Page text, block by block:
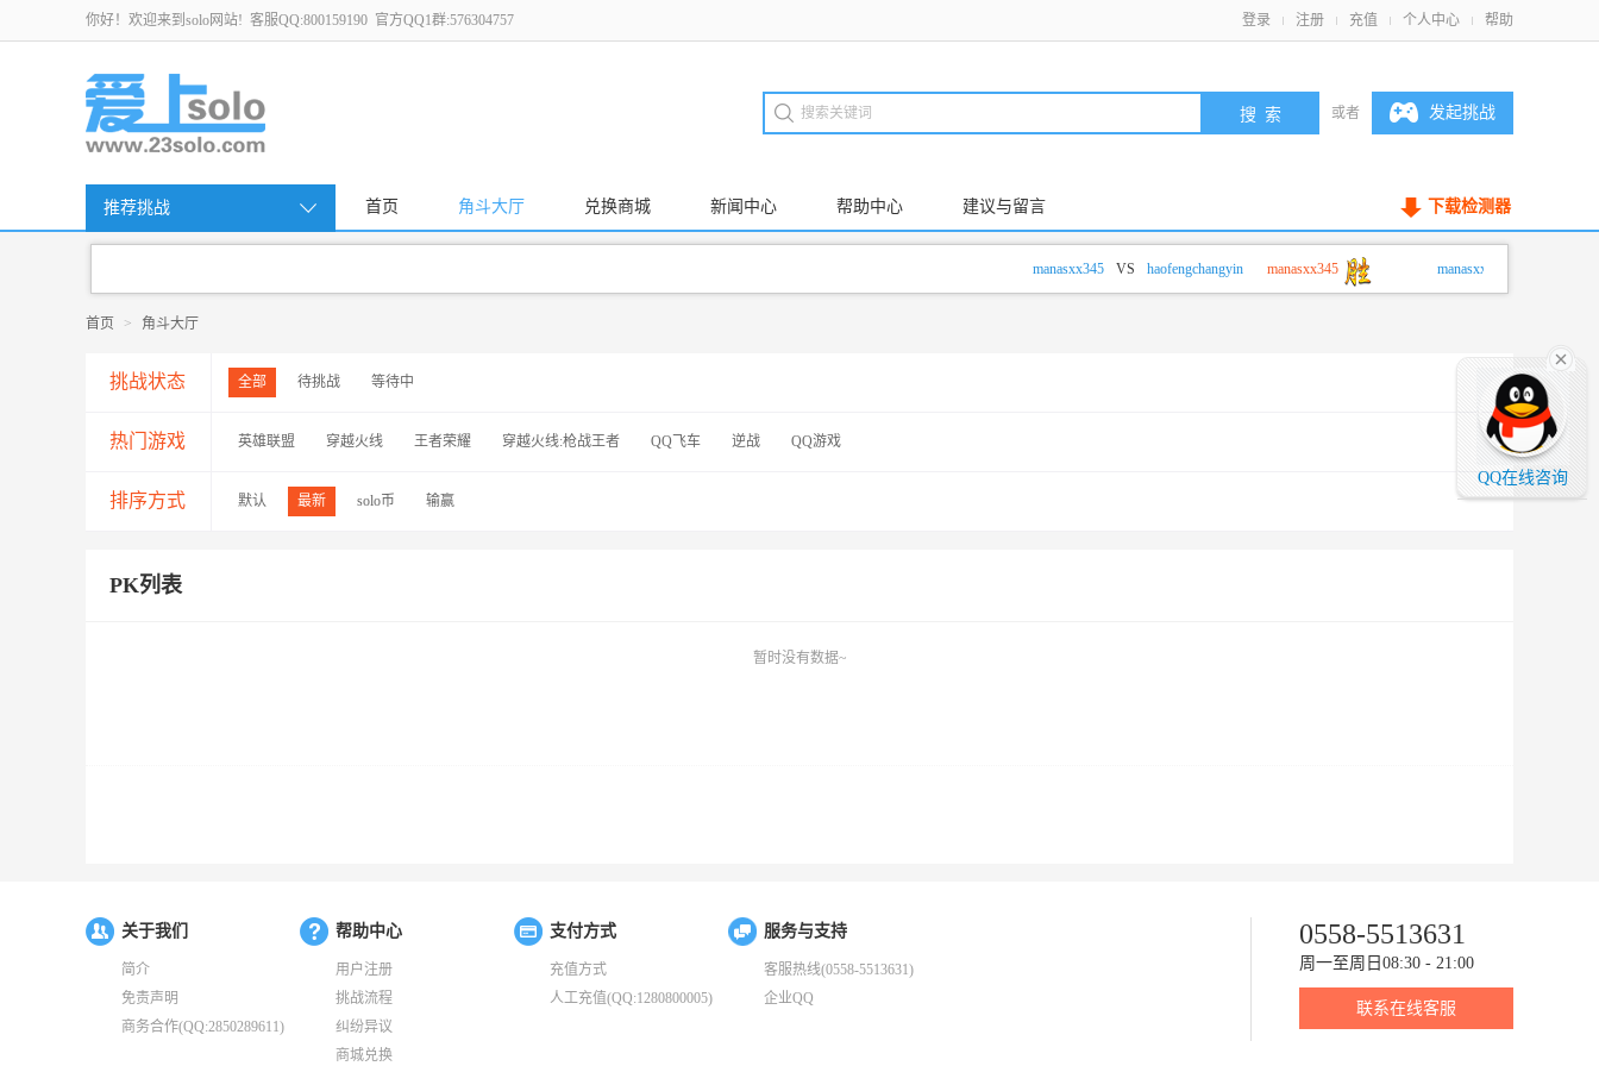
你好！欢迎来到solo网站! 客服QQ:800159190 官方QQ1群:576304757 登录 注册 充值 个人中心 帮助
或者 发起挑战
推荐挑战 首页 角斗大厅 兑换商城 新闻中心 帮助中心 建议与留言 下载检测器
manasxx345 VS haofengchangyin manasxx345 manasxx345
首页 > 角斗大厅
挑战状态 全部 待挑战 等待中
热门游戏 英雄联盟 穿越火线 王者荣耀 穿越火线:枪战王者 QQ飞车 逆战 QQ游戏
排序方式 默认 最新 solo币 输赢
PK列表
暂时没有数据~
关于我们
简介
免责声明
商务合作(QQ:2850289611)
帮助中心
用户注册
挑战流程
纠纷异议
商城兑换
支付方式
充值方式
人工充值(QQ:1280800005)
服务与支持
客服热线(0558-5513631)
企业QQ
0558-5513631
周一至周日08:30 - 21:00
联系在线客服
QQ在线咨询